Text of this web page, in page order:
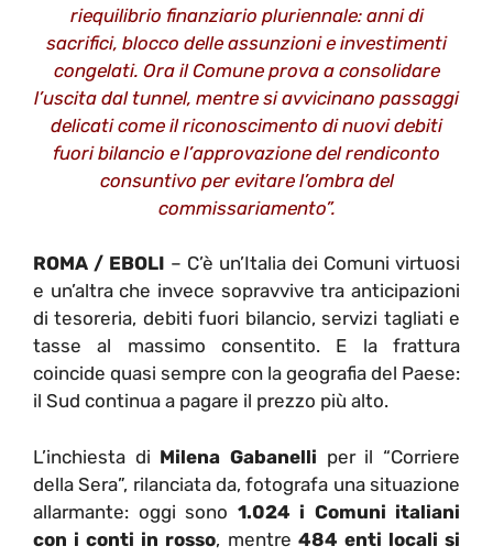
riequilibrio finanziario pluriennale: anni di
sacrifici, blocco delle assunzioni e investimenti
congelati. Ora il Comune prova a consolidare
l’uscita dal tunnel, mentre si avvicinano passaggi
delicati come il riconoscimento di nuovi debiti
fuori bilancio e l’approvazione del rendiconto
consuntivo per evitare l’ombra del
commissariamento”.
ROMA / EBOLI – C’è un’Italia dei Comuni virtuosi
e un’altra che invece sopravvive tra anticipazioni
di tesoreria, debiti fuori bilancio, servizi tagliati e
tasse al massimo consentito. E la frattura
coincide quasi sempre con la geografia del Paese:
il Sud continua a pagare il prezzo più alto.
L’inchiesta di Milena Gabanelli per il “Corriere
della Sera”, rilanciata da, fotografa una situazione
allarmante: oggi sono 1.024 i Comuni italiani
con i conti in rosso, mentre 484 enti locali si